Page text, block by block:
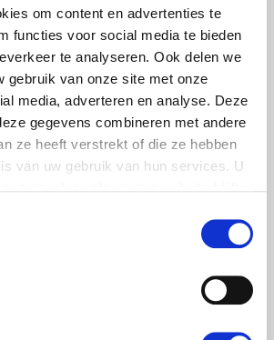
om content en advertenties te
functies voor social media te bieden
te analyseren. Ook delen we
gebruik van onze site met onze
media, adverteren en analyse. Deze
gegevens combineren met andere
ze heeft verstrekt of die ze hebben
van uw gebruik van hun services. U
quickscan
vormen van onderzoek